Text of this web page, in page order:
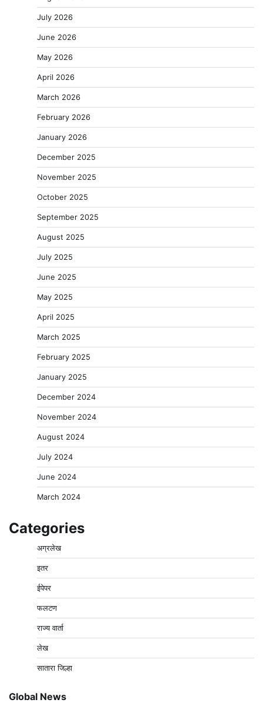
July 2026
June 2026
May 2026
April 2026
March 2026
February 2026
January 2026
December 2025
November 2025
October 2025
September 2025
August 2025
July 2025
June 2025
May 2025
April 2025
March 2025
February 2025
January 2025
December 2024
November 2024
August 2024
July 2024
June 2024
March 2024
Categories
अग्रलेख
इतर
ईपेपर
फलटण
राज्य वार्ता
लेख
सातारा जिल्हा
Global News